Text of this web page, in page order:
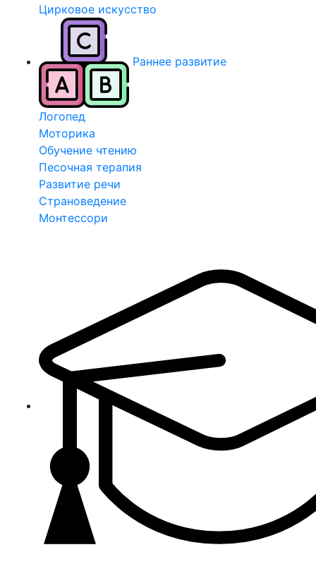
Цирковое искусство
Раннее развитие
Логопед
Моторика
Обучение чтению
Песочная терапия
Развитие речи
Страноведение
Монтессори